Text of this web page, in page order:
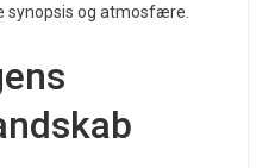
synopsis og atmosfære.